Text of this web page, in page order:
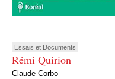
Essais et Documents
Rémi Quirion
Claude Corbo